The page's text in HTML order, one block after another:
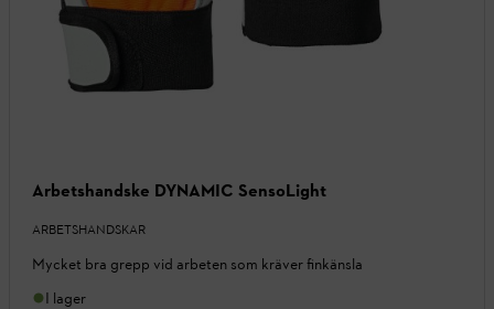
Arbetshandske DYNAMIC SensoLight
ARBETSHANDSKAR
Mycket bra grepp vid arbeten som kräver finkänsla
I lager